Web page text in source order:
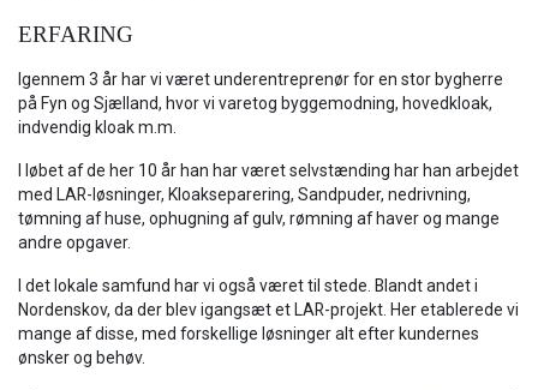
ERFARING
Igennem 3 år har vi været underentreprenør for en stor bygherre
på Fyn og Sjælland, hvor vi varetog byggemodning, hovedkloak,
indvendig kloak m.m.
I løbet af de her 10 år han har været selvstænding har han arbejdet
med LAR-løsninger, Kloakseparering, Sandpuder, nedrivning,
tømning af huse, ophugning af gulv, rømning af haver og mange
andre opgaver.
​I det lokale samfund har vi også været til stede. Blandt andet i
Nordenskov, da der blev igangsæt et LAR-projekt. Her etablerede vi
mange af disse, med forskellige løsninger alt efter kundernes
ønsker og behøv.